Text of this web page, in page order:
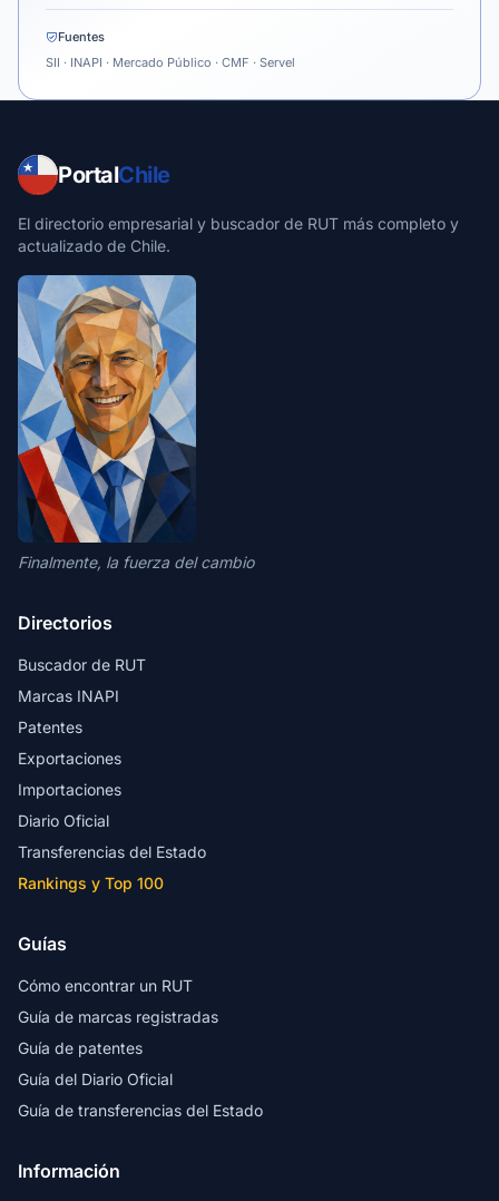
Fuentes
SII · INAPI · Mercado Público · CMF · Servel
PortalChile
El directorio empresarial y buscador de RUT más completo y
actualizado de Chile.
Finalmente, la fuerza del cambio
Directorios
Buscador de RUT
Marcas INAPI
Patentes
Exportaciones
Importaciones
Diario Oficial
Transferencias del Estado
Rankings y Top 100
Guías
Cómo encontrar un RUT
Guía de marcas registradas
Guía de patentes
Guía del Diario Oficial
Guía de transferencias del Estado
Información